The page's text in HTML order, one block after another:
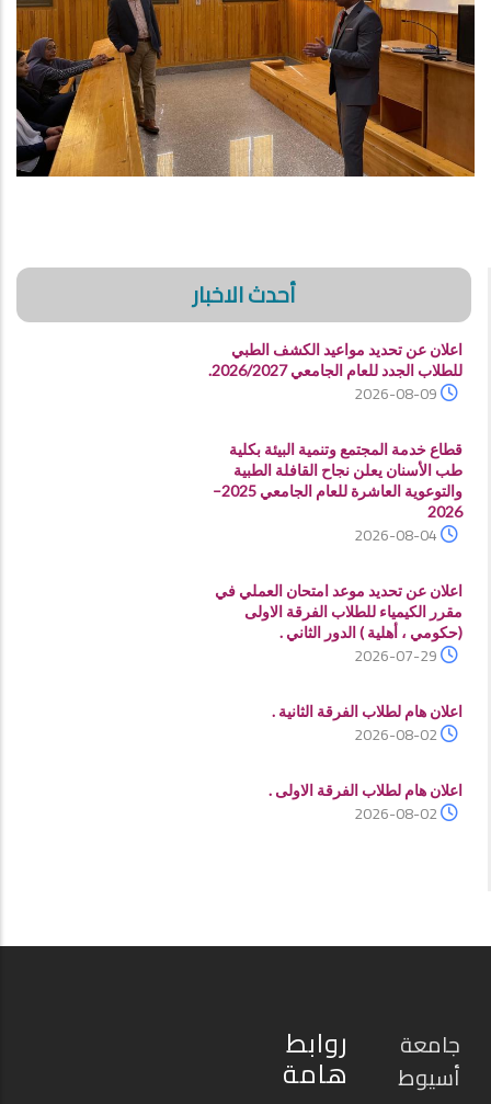
أحدث الاخبار
اعلان عن تحديد مواعيد الكشف الطبي
للطلاب الجدد للعام الجامعي 2026/2027.
2026-08-09
قطاع خدمة المجتمع وتنمية البيئة بكلية
طب الأسنان يعلن نجاح القافلة الطبية
والتوعوية العاشرة للعام الجامعي 2025–
2026
2026-08-04
اعلان عن تحديد موعد امتحان العملي في
مقرر الكيمياء للطلاب الفرقة الاولى
(حكومي ، أهلية ) الدور الثاني .
2026-07-29
اعلان هام لطلاب الفرقة الثانية .
2026-08-02
اعلان هام لطلاب الفرقة الاولى .
2026-08-02
جامعة
أسيوط
روابط
هامة